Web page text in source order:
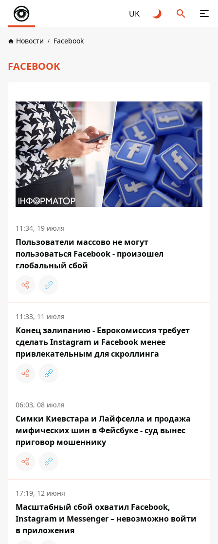
UK
Новости Facebook
FACEBOOK
11:34, 19 июля
Пользователи массово не могут
пользоваться Facebook - произошел
глобальный сбой
11:33, 11 июля
Конец залипанию - Еврокомиссия требует
сделать Instagram и Facebook менее
привлекательным для скроллинга
06:03, 08 июля
Симки Киевстара и Лайфселла и продажа
мифических шин в Фейсбуке - суд вынес
приговор мошеннику
17:19, 12 июня
Масштабный сбой охватил Facebook,
Instagram и Messenger – невозможно войти
в приложения